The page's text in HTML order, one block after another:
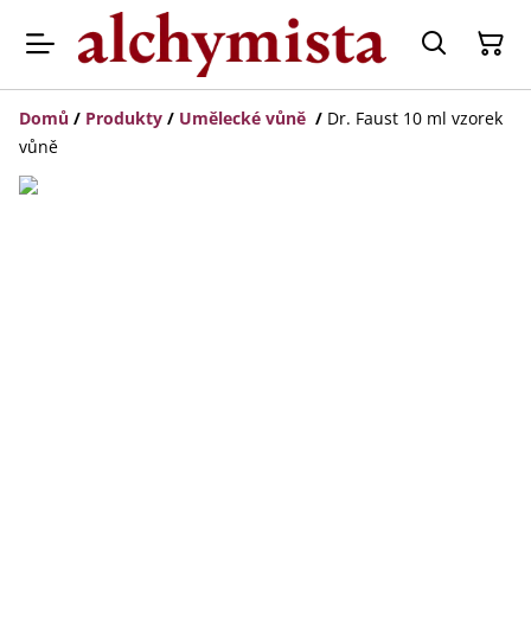
Domů / Produkty / Umělecké vůně / Dr. Faust 10 ml vzorek
vůně